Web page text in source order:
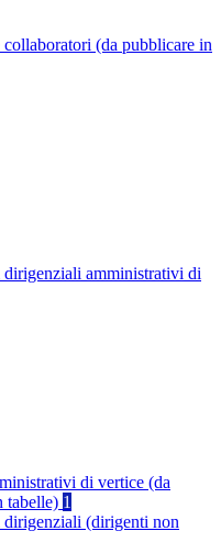
(da pubblicare in
amministrativi di
di vertice (da
tabelle) 1
(dirigenti non